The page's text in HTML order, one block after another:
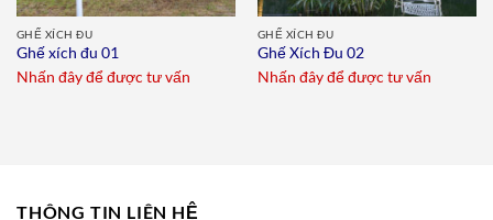
GHẾ XÍCH ĐU
Ghế xích đu 01
Nhấn đây để được tư vấn
GHẾ XÍCH ĐU
Ghế Xích Đu 02
Nhấn đây để được tư vấn
THÔNG TIN LIÊN HỆ